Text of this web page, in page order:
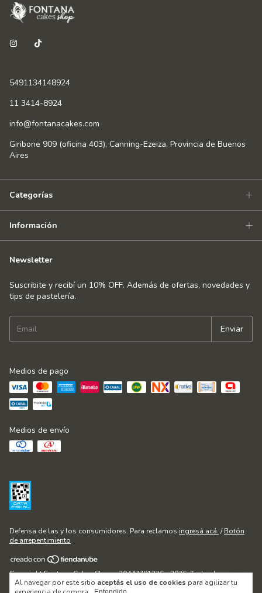
Al navegar por este sitio aceptás el uso de cookies para agilizar tu
5491134148924
11 3414-8924
info@fontanacakes.com
Giribone 909 (oficina 403), Canning-Ezeiza, Provincia de Buenos
Aires
Categorías
Información
Newsletter
Suscribite y recibí un 10% OFF. Además de ofertas, novedades y
tips de pastelería.
Medios de pago
Medios de envío
Defensa de las y los consumidores. Para reclamos ingresá acá. / Botón
de arrepentimiento
Copyright Fontana Cakes Shop - 20447701236 - 2026. Todos los
derechos reservados.